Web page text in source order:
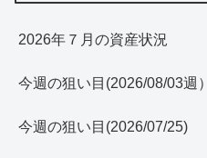
2026年７月の資産状況
今週の狙い目(2026/08/03週）
今週の狙い目(2026/07/25)